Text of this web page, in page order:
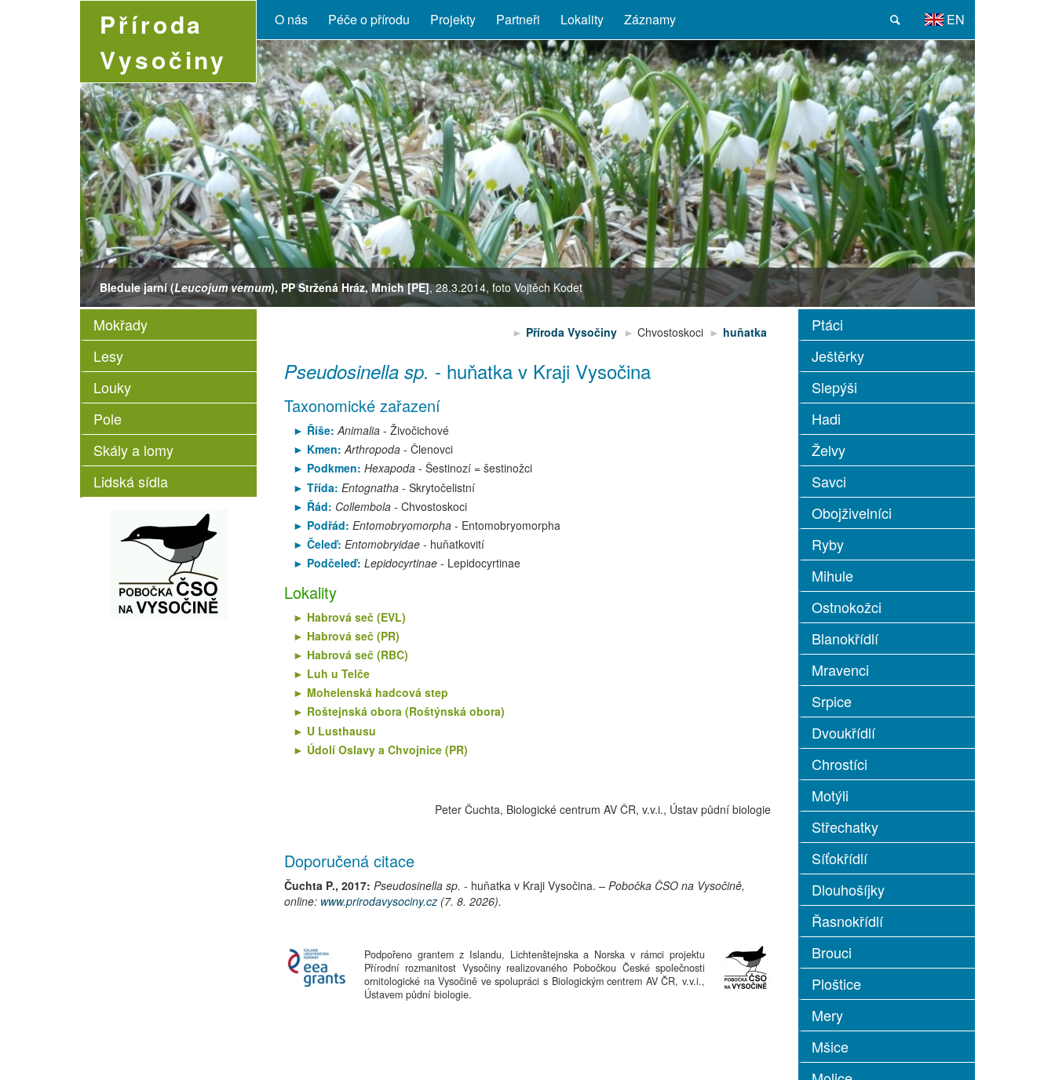
Příroda
Vysočiny
EN
O nás Péče o přírodu Projekty Partneři Lokality Záznamy
Bledule jarní (Leucojum vernum), PP Stržená Hráz, Mnich [PE], 28.3.2014, foto Vojtěch Kodet
Dactylorhiza majalis Eriophorum angustifolium
Drosera rotundifolia
Coenonympha glycerion Platanthera bifolia
Buteo buteo
Mokřady
Lesy
Louky
Pole
Skály a lomy
Lidská sídla
Ptáci
Ještěrky
Slepýši
Hadi
Želvy
Savci
Obojživelníci
Ryby
Mihule
Ostnokožci
Blanokřídlí
Mravenci
Srpice
Dvoukřídlí
Chrostíci
Motýli
Střechatky
Síťokřídlí
Dlouhošíjky
Řasnokřídlí
Brouci
Ploštice
Mery
Mšice
Příroda Vysočiny Chvostoskoci huňatka
Pseudosinella sp. - huňatka v Kraji Vysočina
Taxonomické zařazení
Říše:Animalia- Živočichové
Kmen:Arthropoda- Členovci
Podkmen: Hexapoda- Šestinozí = šestinožci
Třída: Entognatha- Skrytočelistní
Řád: Collembola- Chvostoskoci
Podřád: Entomobryomorpha- Entomobryomorpha
Čeleď: Entomobryidae- huňatkovití
Podčeleď: Lepidocyrtinae- Lepidocyrtinae
Lokality
Habrová seč (EVL)
Habrová seč (PR)
Habrová seč (RBC)
Luh u Telče
Mohelenská hadcová step
Roštejnská obora (Roštýnská obora)
U Lusthausu
Údolí Oslavy a Chvojnice (PR)
Peter Čuchta, Biologické centrum AV ČR, v.v.i., Ústav půdní biologie
Doporučená citace
Čuchta P., 2017: Pseudosinella sp. - huňatka v Kraji Vysočina. – Pobočka ČSO na Vysočině,
online: www.prirodavysociny.cz (7. 8. 2026).
Podpořeno grantem z Islandu, Lichtenštejnska a Norska v rámci projektu
Přírodní rozmanitost Vysočiny realizovaného Pobočkou České společnosti
ornitologické na Vysočině ve spolupráci s Biologickým centrem AV ČR, v.v.i.,
Ústavem půdní biologie.